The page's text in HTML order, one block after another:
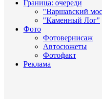
Граница: очереди
"Варшавский
"Каменный Лог"
Фото
Фотовернисаж
Автосюжеты
Фотофакт
Реклама